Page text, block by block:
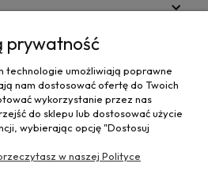
prywatność
technologie umożliwiają poprawne
nam dostosować ofertę do Twoich
wykorzystanie przez nas
do sklepu lub dostosować użycie
wybierając opcję "Dostosuj
w naszej Polityce